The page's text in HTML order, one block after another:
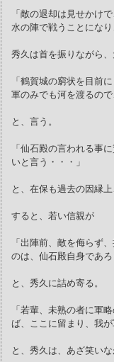
「敵の退却は見せかけ
水の陣で戦うことにな
秀久は首を振りながら、
「鶴賀城の窮状を目前
軍のみでも河を渡るの
と、言う。
「仙石殿の言われる事
いと言う・・・」
と、在保も過去の因縁
すると、若い信親が
「出陣前、敵を侮らず
のは、仙石殿自身であ
と、秀久に詰め寄る。
「若輩、未熟の者に軍
ば、ここに留まり、我
と、秀久は、あざ笑いな